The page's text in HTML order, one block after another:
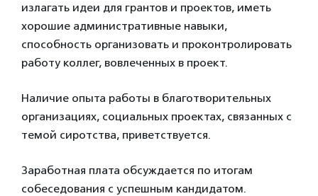
излагать идеи для грантов и проектов, иметь
хорошие административные навыки,
способность организовать и проконтролировать
работу коллег, вовлеченных в проект.
Наличие опыта работы в благотворительных
организациях, социальных проектах, связанных с
темой сиротства, приветствуется.
Заработная плата обсуждается по итогам
собеседования с успешным кандидатом.